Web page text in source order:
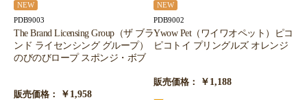
NEW
PDB9003
The Brand Licensing Group（ザ ブラ
ンド ライセンシング グループ）
のびのびロープ スポンジ・ボブ
販売価格： ￥1,958
NEW
PDB9002
Ywow Pet（ワイワオペット）ピコ
ピコトイ プリングルズ オレンジ
販売価格： ￥1,188